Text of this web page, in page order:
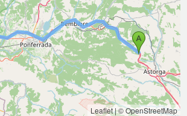
Leaflet|© OpenStreetMap